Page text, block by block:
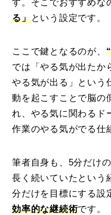
す。そこでおすすめな
る」という設定です。
ここで鍵となるのが、
では「やる気が出たか
やる気が出る」という
動を起こすことで脳の
れ、やる気に関わるド
作業のやる気がでる仕
筆者自身も、5分だけ
長く続いていたという
分だけを目標にする設
効率的な継続術です。